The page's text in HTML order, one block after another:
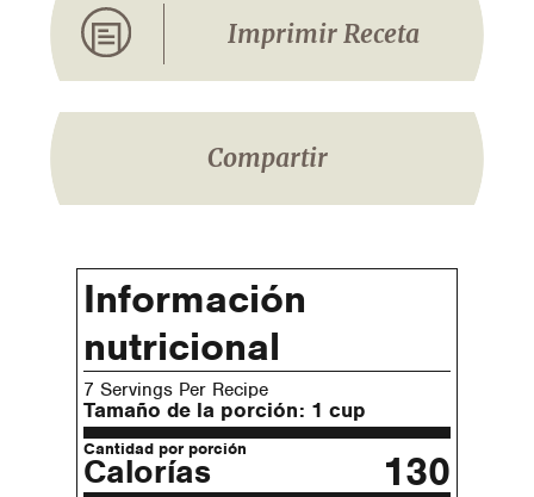
Imprimir Receta
Compartir
Información
nutricional
7 Servings Per Recipe
Tamaño de la porción: 1 cup
Cantidad por porción
Calorías 130